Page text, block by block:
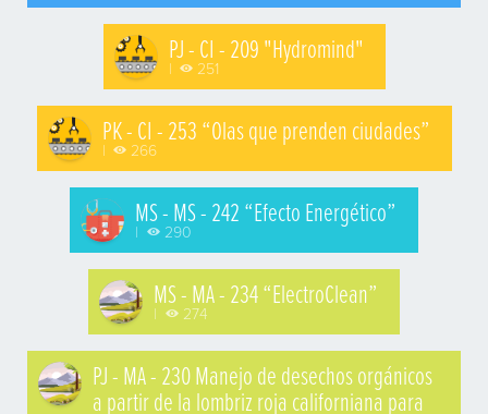
PJ - CI - 209 "Hydromind"
| 251
PK - CI - 253 “Olas que prenden ciudades”
| 266
MS - MS - 242 “Efecto Energético”
| 290
MS - MA - 234 “ElectroClean”
| 274
PJ - MA - 230 Manejo de desechos orgánicos
a partir de la lombriz roja californiana para